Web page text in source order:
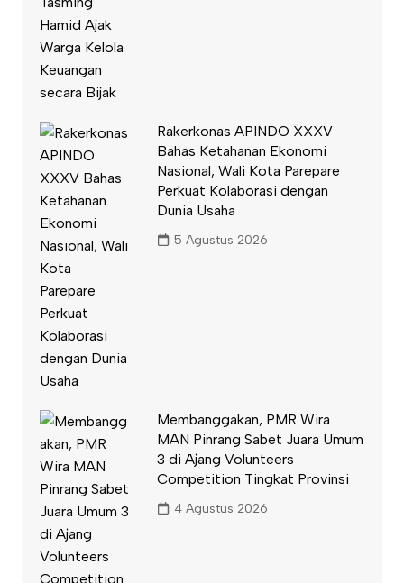
Rakerkonas APINDO XXXV
Bahas Ketahanan Ekonomi
Nasional, Wali Kota Parepare
Perkuat Kolaborasi dengan
Dunia Usaha
5 Agustus 2026
Membanggakan, PMR Wira
MAN Pinrang Sabet Juara Umum
3 di Ajang Volunteers
Competition Tingkat Provinsi
4 Agustus 2026